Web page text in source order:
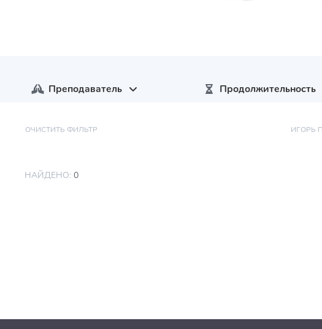
Преподаватель Продолжительность
ОЧИСТИТЬ ФИЛЬТР ИГОРЬ
НАЙДЕНО: 0